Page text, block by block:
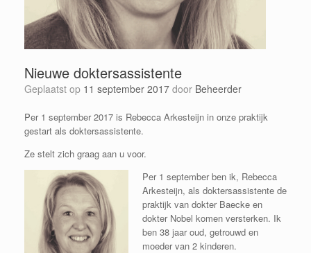
Nieuwe doktersassistente
Geplaatst op 11 september 2017 door Beheerder
Per 1 september 2017 is Rebecca Arkesteijn in onze praktijk
gestart als doktersassistente.
Ze stelt zich graag aan u voor.
Per 1 september ben ik, Rebecca
Arkesteijn, als doktersassistente de
praktijk van dokter Baecke en
dokter Nobel komen versterken. Ik
ben 38 jaar oud, getrouwd en
moeder van 2 kinderen.